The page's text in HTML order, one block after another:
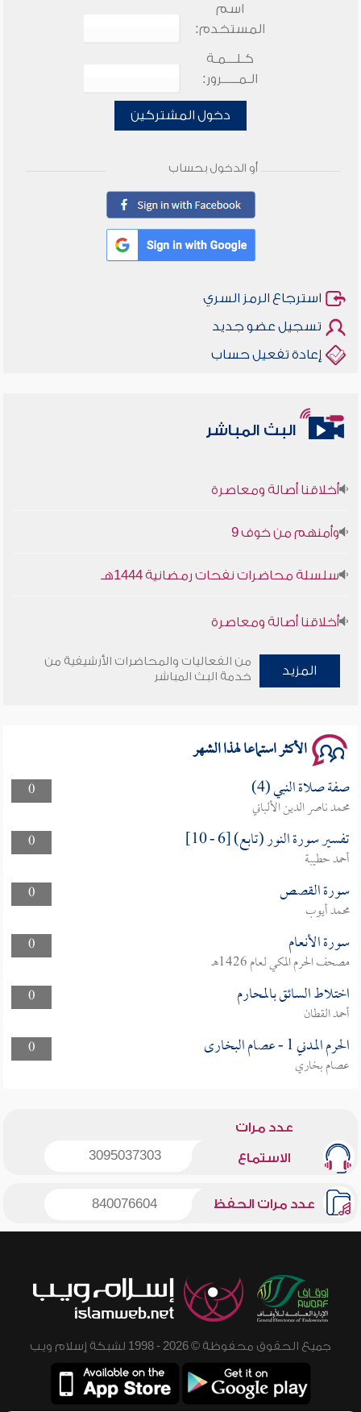
اسم
المستخدم:
كـلـــمـة
الـمـــــرور:
دخول المشتركين
أو الدخول بحساب
استرجاع الرمز السري
تسجيل عضو جديد
إعادة تفعيل حساب
البث المباشر
وأمنهم من خوف 9
المزيد
من الفعاليات والمحاضرات الأرشيفية من
خدمة البث المباشر
الأكثر استماعا لهذا الشهر
0 صفة صلاة النبي (4)
محمد ناصر الدين الألباني
0
تفسير سورة النور (تابع) [6 - 10]
أحمد حطيبة
0
سورة القصص
محمد أيوب
0
سورة الأنعام
مصحف الحرم المكي لعام 1426هـ
0
اختلاط السائق بالمحارم
أحمد القطان
0
الحرم المدني 1 - عصام البخارى
عصام بخاري
عدد مرات
الاستماع 3095037303
عدد مرات الحفظ 840076604
جميع الحقوق محفوظة © 2026 - 1998 لشبكة إسلام ويب